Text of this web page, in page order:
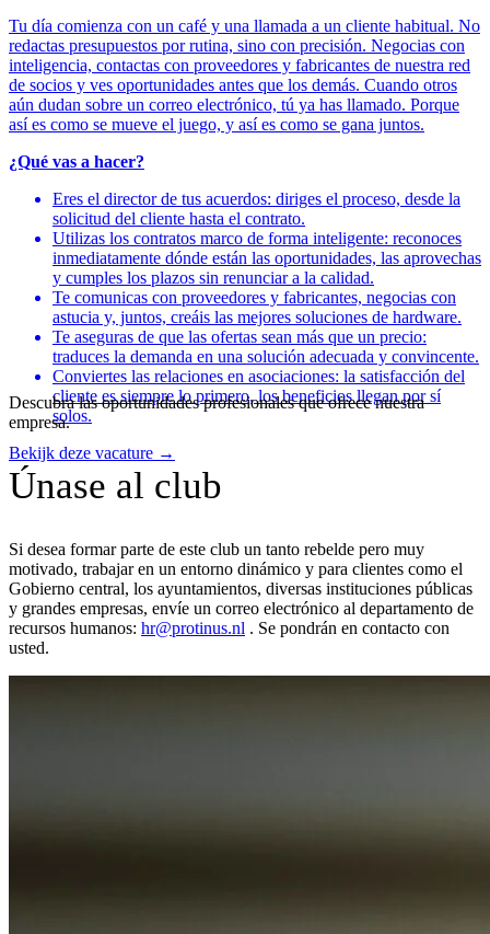
Tu día comienza con un café y una llamada a un cliente habitual. No
redactas presupuestos por rutina, sino con precisión. Negocias con
inteligencia, contactas con proveedores y fabricantes de nuestra red
de socios y ves oportunidades antes que los demás. Cuando otros
aún dudan sobre un correo electrónico, tú ya has llamado. Porque
así es como se mueve el juego, y así es como se gana juntos.
¿Qué vas a hacer?
Eres el director de tus acuerdos: diriges el proceso, desde la
solicitud del cliente hasta el contrato.
Utilizas los contratos marco de forma inteligente: reconoces
inmediatamente dónde están las oportunidades, las aprovechas
y cumples los plazos sin renunciar a la calidad.
Te comunicas con proveedores y fabricantes, negocias con
astucia y, juntos, creáis las mejores soluciones de hardware.
Te aseguras de que las ofertas sean más que un precio:
traduces la demanda en una solución adecuada y convincente.
Conviertes las relaciones en asociaciones: la satisfacción del
cliente es siempre lo primero, los beneficios llegan por sí
solos.
Bekijk deze vacature →
Descubra las oportunidades profesionales que ofrece nuestra
empresa.
Únase al club
Si desea formar parte de este club un tanto rebelde pero muy
motivado, trabajar en un entorno dinámico y para clientes como el
Gobierno central, los ayuntamientos, diversas instituciones públicas
y grandes empresas, envíe un correo electrónico al departamento de
recursos humanos: hr@protinus.nl . Se pondrán en contacto con
usted.